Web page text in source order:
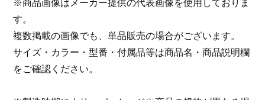
※商品画像はメーカー提供の代表画像を使用しておりま
す。
複数掲載の画像でも、単品販売の場合がございます。
サイズ・カラー・型番・付属品等は商品名・商品説明欄
をご確認ください。